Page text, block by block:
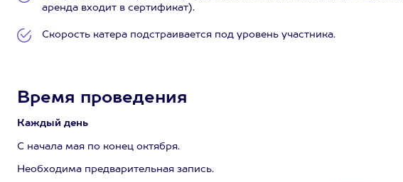
аренда входит в сертификат).
Скорость катера подстраивается под уровень участника.
Время проведения
Каждый день
С начала мая по конец октября.
Необходима предварительная запись.